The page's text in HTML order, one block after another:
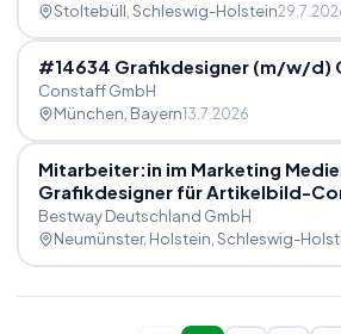
Stoltebüll , Schleswig-Holstein
#14634 Grafikdesigner (m/w/d)
Constaff GmbH
München , Bayern13.7.2026
Mitarbeiter:in im Marketing
Grafikdesigner für Artikelbild-
Bestway Deutschland GmbH
Neumünster, Holstein , Schleswig-